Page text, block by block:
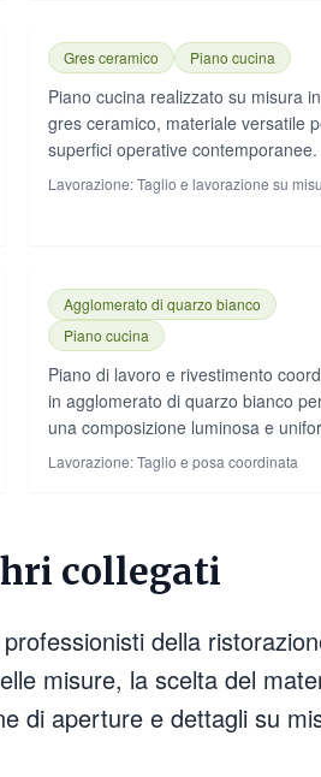
Gres ceramico Piano cucina
Piano cucina realizzato su misura in
gres ceramico, materiale versatile
superfici operative contemporanee.
Lavorazione:Taglio e lavorazione su
Agglomerato di quarzo bianco
Piano cucina
Piano di lavoro e rivestimento
in agglomerato di quarzo bianco
una composizione luminosa e
Lavorazione:Taglio e posa coordinata
collegati
della
misure, la scelta del
di aperture e dettagli su